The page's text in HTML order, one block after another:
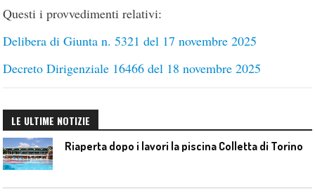
Questi i provvedimenti relativi:
Delibera di Giunta n. 5321 del 17 novembre 2025
Decreto Dirigenziale 16466 del 18 novembre 2025
LE ULTIME NOTIZIE
Riaperta dopo i lavori la piscina Colletta di Torino